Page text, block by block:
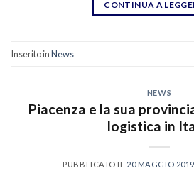
CONTINUA A
Inserito inNews
NEWS
Piacenza e la sua
logistica in
PUBBLICATO IL 20 MAGGIO 2019